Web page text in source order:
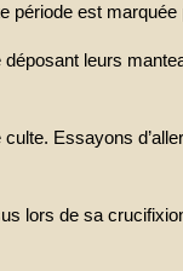
période est
leurs
Essayons
lors de sa